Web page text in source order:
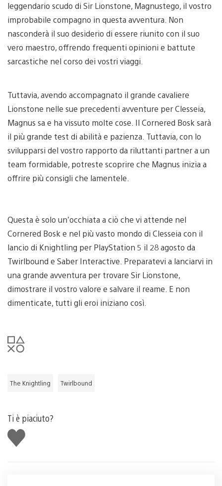
leggendario scudo di Sir Lionstone, Magnustego, il vostro
improbabile compagno in questa avventura. Non
nasconderà il suo desiderio di essere riunito con il suo
vero maestro, offrendo frequenti opinioni e battute
sarcastiche nel corso dei vostri viaggi.
Tuttavia, avendo accompagnato il grande cavaliere
Lionstone nelle sue precedenti avventure per Clesseia,
Magnus sa e ha vissuto molte cose. Il Cornered Bosk sarà
il più grande test di abilità e pazienza. Tuttavia, con lo
svilupparsi del vostro rapporto da riluttanti partner a un
team formidable, potreste scoprire che Magnus inizia a
offrire più consigli che lamentele.
Questa è solo un’occhiata a ciò che vi attende nel
Cornered Bosk e nel più vasto mondo di Clesseia con il
lancio di Knightling per PlayStation 5 il 28 agosto da
Twirlbound e Saber Interactive. Preparatevi a lanciarvi in
una grande avventura per trovare Sir Lionstone,
dimostrare il vostro valore e salvare il reame. E non
dimenticate, tutti gli eroi iniziano così.
The Knightling Twirlbound
Ti è piaciuto?
Mi
piace